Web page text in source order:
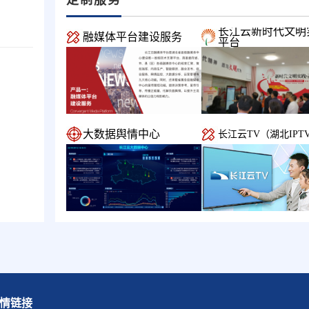
融媒体平台建设服务
长江云新时代文明
平台
大数据舆情中心 长江云TV（湖北
链接